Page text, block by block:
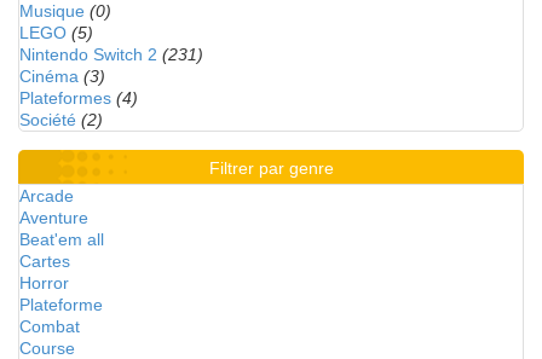
Musique (0)
LEGO (5)
Nintendo Switch 2 (231)
Cinéma (3)
Plateformes (4)
Société (2)
Filtrer par genre
Arcade
Aventure
Beat'em all
Cartes
Horror
Plateforme
Combat
Course